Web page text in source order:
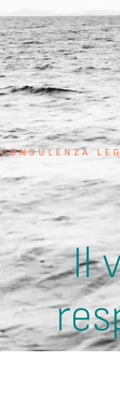
CONSULENZA
Il